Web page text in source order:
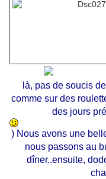
là, pas de soucis
comme sur des
des jours
) Nous avons une
nous passons au
dîner..ensuite,